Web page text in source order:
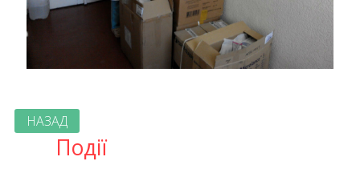
НАЗАД
Події